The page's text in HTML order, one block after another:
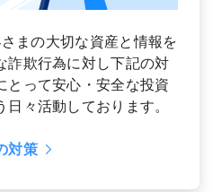
まの大切な資産と情報を
詐欺行為に対し下記の対
とって安心・安全な投資
々活動しております。
対策